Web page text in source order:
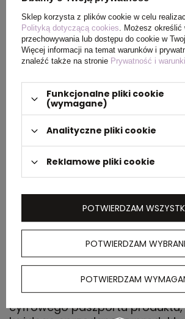
PAKOWANIE
Ilość szt. w
wewnętrznym
5
Wymiary
kartonu
zewnętrznego
60 x 40 x
OPIS
Lekka bluza z kapturem, unisex,
dwuwarstwowy kaptur,
dekolt, długie rękawy, posiada
znacznik AWARE™, który
wykorzystanie materiałów z
posiada kod QR na metce,
cyfrowego paszportu produktu,
Sklep korzysta z plików cookie w celu
Polityką dotyczącą cookies. Możesz określić
przechowywania lub dostępu do cookie w
Więcej informacji na temat warunków i
znaleźć także na stronie Prywatność i
Funkcjonalne pliki cookie
(wymagane)
Analityczne pliki cookie
Reklamowe pliki cookie
POTWIERDZAM
POTWIERDZAM
POTWIERDZAM